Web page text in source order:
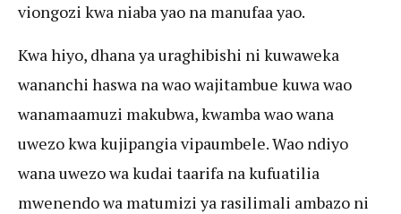
viongozi kwa niaba yao na manufaa yao.
Kwa hiyo, dhana ya uraghibishi ni kuwaweka
wananchi haswa na wao wajitambue kuwa wao
wanamaamuzi makubwa, kwamba wao wana
uwezo kwa kujipangia vipaumbele. Wao ndiyo
wana uwezo wa kudai taarifa na kufuatilia
mwenendo wa matumizi ya rasilimali ambazo ni